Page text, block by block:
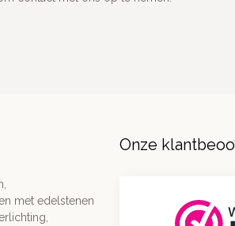
met edelstenen
Onze